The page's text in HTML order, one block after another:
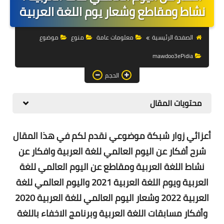
التجارة الالكترونية
التسويق
وظائف
المواقع
زيادة متابعين
العملات المشفرة
الاستثمار
نشاط ومقاطع وشعار يوم اللغة العربية
الصفحة الرئيسية معلومات عامة منوع
موضوع
mawdoo3ePidia
الحجم
محتويات المقال
أعزائي زوار شبكة موضوعي نقدم لكم في هذا المقال
شرحأفكار عن اليوم العالمي للغة العربية وافكار عن
نشاط اللغة العربية ومقاطع عن اليوم العالمي للغة
العربية ويوم اللغة العربية 2021 واليوم العالمي للغة
العربية 2022 وشعار اليوم العالمي للغة العربية 2020
وأفكار مسابقات اللغة العربية وبرنامج الاخفاء باللغة